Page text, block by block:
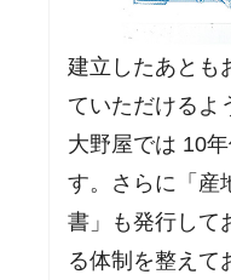
建立したあとも
ていただけるよ
大野屋では 10
す。さらに「産
書」も発行して
る体制を整えて